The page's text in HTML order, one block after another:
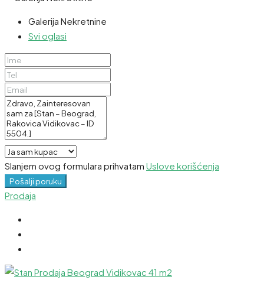
Galerija Nekretnine
Svi oglasi
Slanjem ovog formulara prihvatam Uslove korišćenja
Pošalji poruku
Prodaja